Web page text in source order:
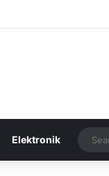
Elektronik